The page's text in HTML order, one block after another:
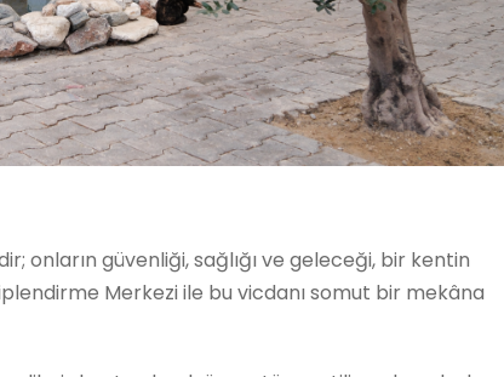
onların güvenliği, sağlığı ve geleceği, bir kentin
Merkezi ile bu vicdanı somut bir mekâna